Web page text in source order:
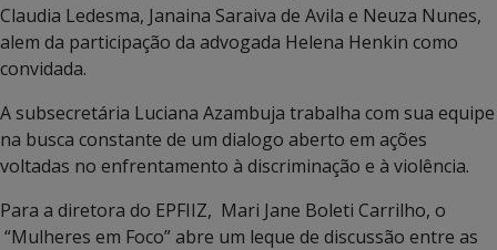
Claudia Ledesma, Janaina Saraiva de Avila e Neuza Nunes,
alem da participação da advogada Helena Henkin como
convidada.
A subsecretária Luciana Azambuja trabalha com sua equipe
na busca constante de um dialogo aberto em ações
voltadas no enfrentamento à discriminação e à violência.
Para a diretora do EPFIIZ, Mari Jane Boleti Carrilho, o
“Mulheres em Foco” abre um leque de discussão entre as